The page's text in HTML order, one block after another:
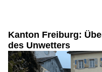
Kanton Freiburg:
des Unwetters